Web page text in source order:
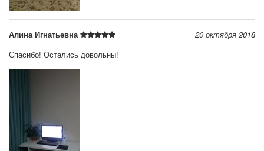
Алина Игнатьевна
20 октября 2018
Спасибо! Остались довольны!